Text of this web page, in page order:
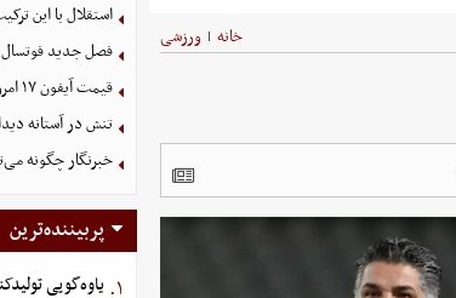
خانه | ورزشی
استقلال با این
فصل جدید فوتسال زنان با ۱۶ تیم
قیمت آیفون ۱۷ امروز شنبه ۱۷ مرداد ۱۴۰۵
تنش در آستانه
خبرنگار چگونه
پربیننده‌ترین
۱. یاوه‌گویی